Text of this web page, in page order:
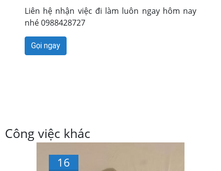
Liên hệ nhận việc đi làm luôn ngay hôm nay
nhé 0988428727
Gọi ngay
Công việc khác
16